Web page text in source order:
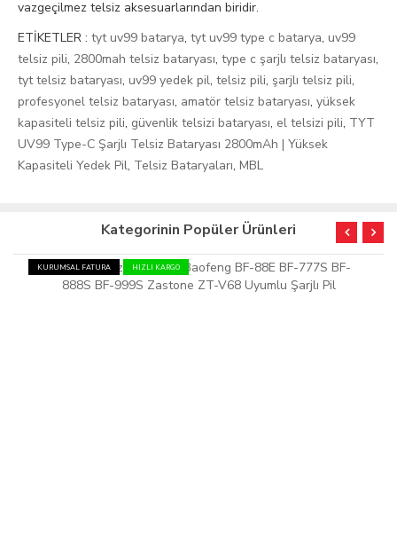
vazgeçilmez telsiz aksesuarlarından biridir.
ETİKETLER : tyt uv99 batarya, tyt uv99 type c batarya, uv99
telsiz pili, 2800mah telsiz bataryası, type c şarjlı telsiz bataryası,
tyt telsiz bataryası, uv99 yedek pil, telsiz pili, şarjlı telsiz pili,
profesyonel telsiz bataryası, amatör telsiz bataryası, yüksek
kapasiteli telsiz pili, güvenlik telsizi bataryası, el telsizi pili, TYT
UV99 Type-C Şarjlı Telsiz Bataryası 2800mAh | Yüksek
Kapasiteli Yedek Pil, Telsiz Bataryaları, MBL
Kategorinin Popüler Ürünleri
KURUMSAL FATURA HIZLI KARGO